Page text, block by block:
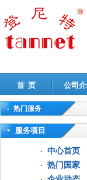
首 页 公司
热门服务
高新技术企业认定审计|
服务项目
中心首页
热门国家